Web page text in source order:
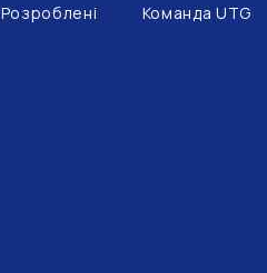
Розроблені
Команда UTG